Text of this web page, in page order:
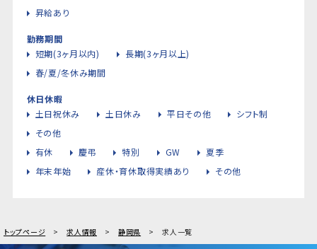
昇給あり
勤務期間
短期(3ヶ月以内)
長期(3ヶ月以上)
春/夏/冬休み期間
休日休暇
土日祝休み
土日休み 平日その他
シフト制
その他
有休
慶弔 特別 GW
夏季
年末年始
産休・育休取得実績あり その他
トップページ 求人情報 静岡県 求人一覧